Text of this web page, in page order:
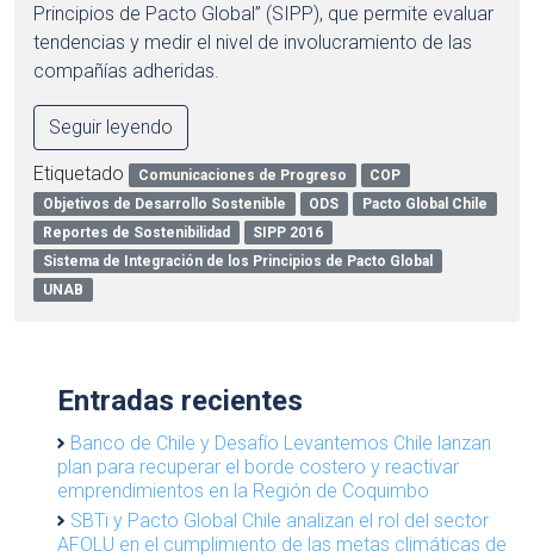
Principios de Pacto Global” (SIPP), que permite evaluar
tendencias y medir el nivel de involucramiento de las
compañías adheridas.
Seguir leyendo
Etiquetado Comunicaciones de Progreso
COP
Objetivos de Desarrollo Sostenible
ODS
Pacto Global Chile
Reportes de Sostenibilidad
SIPP 2016
Sistema de Integración de los Principios de Pacto Global
UNAB
Entradas recientes
Banco de Chile y Desafío Levantemos Chile lanzan
plan para recuperar el borde costero y reactivar
emprendimientos en la Región de Coquimbo
SBTi y Pacto Global Chile analizan el rol del sector
AFOLU en el cumplimiento de las metas climáticas de